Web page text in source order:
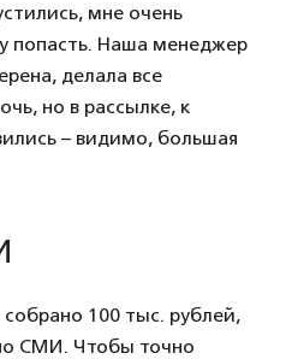
мне очень
попасть. Наша менеджер
делала все
но в рассылке, к
– видимо, большая
100 тыс. рублей,
СМИ. Чтобы точно